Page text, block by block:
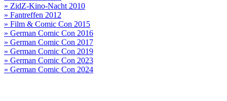
» ZidZ-Kino-Nacht 2010
» Fantreffen 2012
» Film & Comic Con 2015
» German Comic Con 2016
» German Comic Con 2017
» German Comic Con 2019
» German Comic Con 2023
» German Comic Con 2024